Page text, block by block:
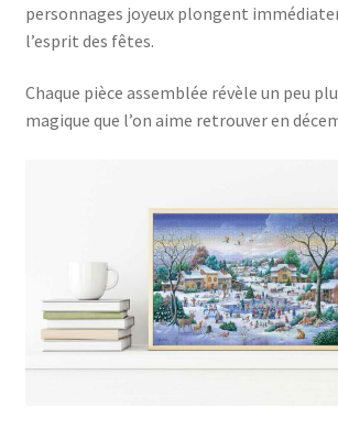
personnages joyeux plongent
l’esprit des fêtes.
Chaque pièce assemblée révèle un peu
magique que l’on aime retrouver en